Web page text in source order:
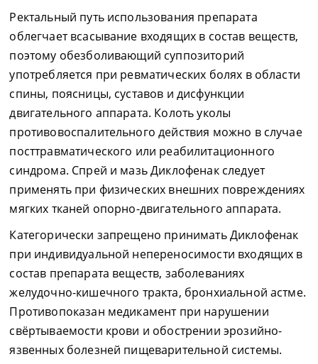
Ректальный путь использования препарата
облегчает всасывание входящих в состав веществ,
поэтому обезболивающий суппозиторий
употребляется при ревматических болях в области
спины, поясницы, суставов и дисфункции
двигательного аппарата. Колоть уколы
противовоспалительного действия можно в случае
посттравматического или реабилитационного
синдрома. Спрей и мазь Диклофенак следует
применять при физических внешних повреждениях
мягких тканей опорно-двигательного аппарата.
Категорически запрещено принимать Диклофенак
при индивидуальной непереносимости входящих в
состав препарата веществ, заболеваниях
желудочно-кишечного тракта, бронхиальной астме.
Противопоказан медикамент при нарушении
свёртываемости крови и обострении эрозийно-
язвенных болезней пищеварительной системы.